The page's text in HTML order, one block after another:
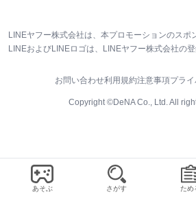
LINEヤフー株式会社は、本プロモーションのスポ
LINEおよびLINEロゴは、LINEヤフー株式会社の登
お問い合わせ利用規約注意事項プラ
Copyright ©DeNA Co., Ltd. All
あそぶ さがす ため